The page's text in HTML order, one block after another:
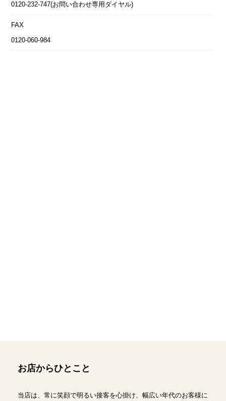
0120-232-747(お問い合わせ専用ダイヤル)
FAX
0120-060-984
お店からひとこと
当店は、常に笑顔で明るい接客を心掛け、幅広い年代のお客様に